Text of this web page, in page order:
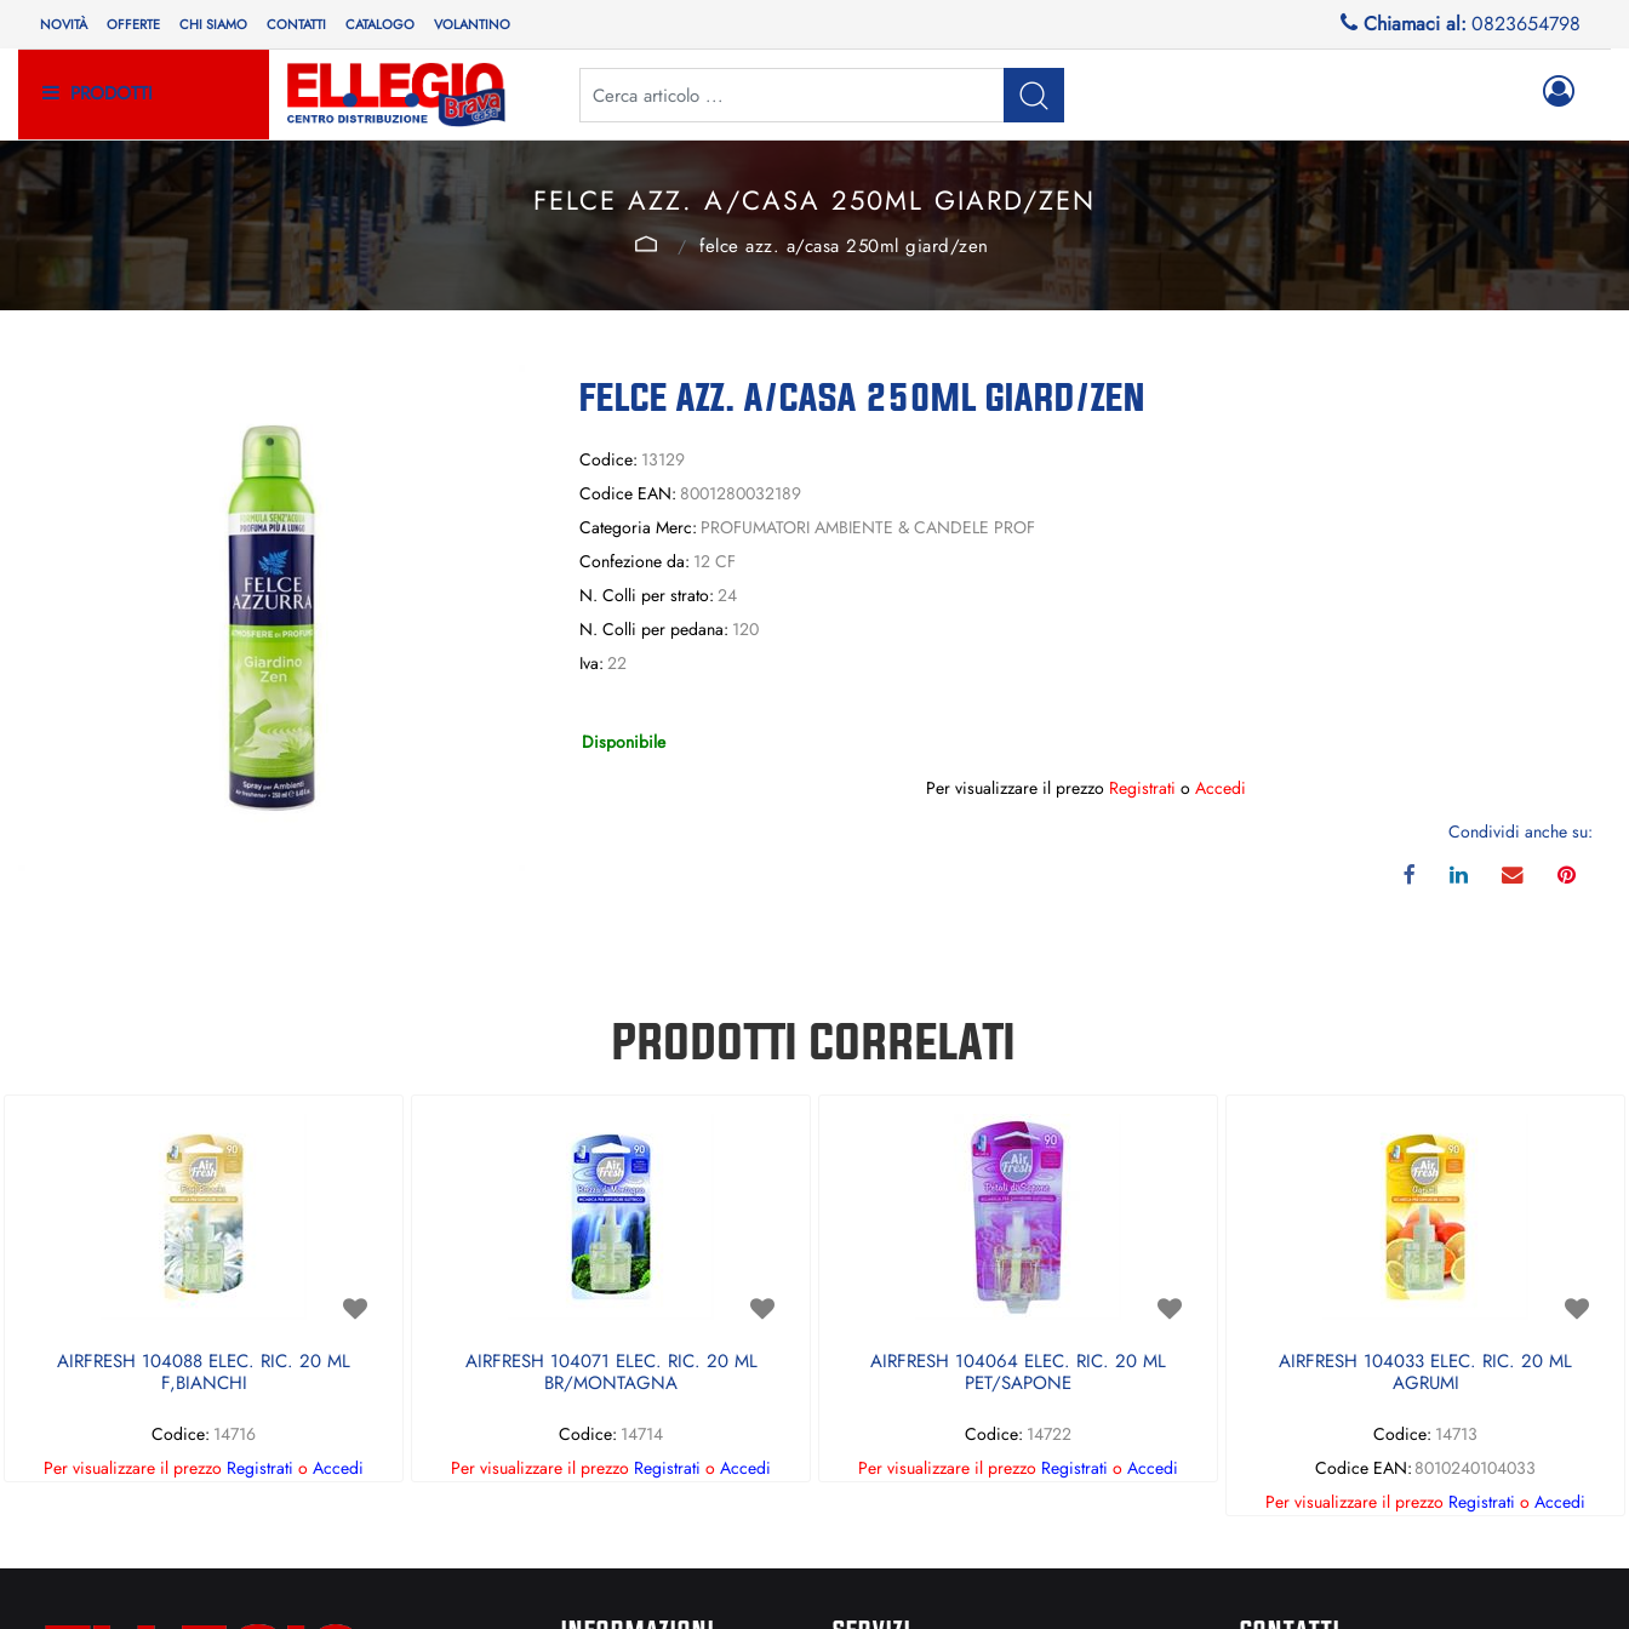
NOVITÀ OFFERTE CHI SIAMO CONTATTI CATALOGO VOLANTINO Chiamaci al: 0823654798
PRODOTTI
FELCE AZZ. A/CASA 250ML GIARD/ZEN
felce azz. a/casa 250ml giard/zen
FELCE AZZ. A/CASA 250ML GIARD/ZEN
Codice: 13129
Codice EAN: 8001280032189
Categoria Merc: PROFUMATORI AMBIENTE & CANDELE PROF
Confezione da: 12 CF
N. Colli per strato: 24
N. Colli per pedana: 120
Iva: 22
Disponibile
Per visualizzare il prezzo Registrati o Accedi
Condividi anche su:
PRODOTTI CORRELATI
AIRFRESH 104088 ELEC. RIC. 20 ML
F,BIANCHI
Codice: 14716
Per visualizzare il prezzo Registrati o Accedi
AIRFRESH 104071 ELEC. RIC. 20 ML
BR/MONTAGNA
Codice: 14714
Per visualizzare il prezzo Registrati o Accedi
AIRFRESH 104064 ELEC. RIC. 20 ML
PET/SAPONE
Codice: 14722
Per visualizzare il prezzo Registrati o Accedi
AIRFRESH 104033 ELEC. RIC. 20 ML
AGRUMI
Codice: 14713
Codice EAN: 8010240104033
Per visualizzare il prezzo Registrati o Accedi